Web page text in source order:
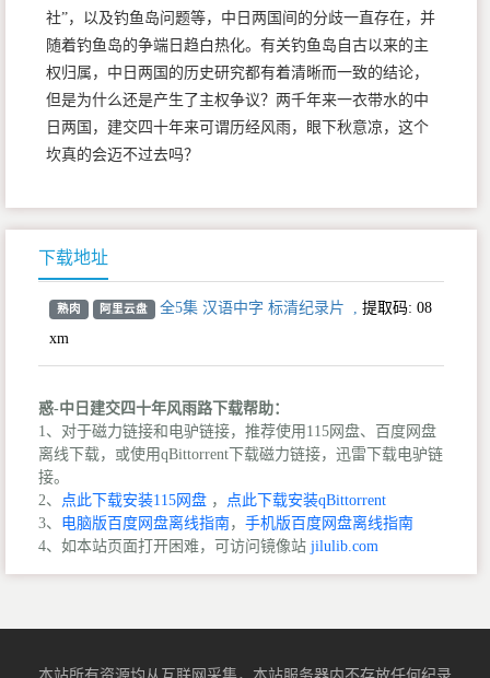
社”，以及钓鱼岛问题等，中日两国间的分歧一直存在，并
随着钓鱼岛的争端日趋白热化。有关钓鱼岛自古以来的主
权归属，中日两国的历史研究都有着清晰而一致的结论，
但是为什么还是产生了主权争议？两千年来一衣带水的中
日两国，建交四十年来可谓历经风雨，眼下秋意凉，这个
坎真的会迈不过去吗？
下载地址
熟肉 阿里云盘 全5集 汉语中字 标清纪录片 提取码:08
xm
惑-中日建交四十年风雨路下载帮助：
1、对于磁力链接和电驴链接，推荐使用115网盘、百度网盘
离线下载，或使用qBittorrent下载磁力链接，迅雷下载电驴链
接。
2、
点此下载安装115网盘 ，
点此下载安装qBittorrent
3、
电脑版百度网盘离线指南， 手机版百度网盘离线指南
4、如本站页面打开困难，可访问镜像站 jilulib.com